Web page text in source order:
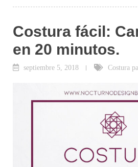
Costura fácil:
en 20 minutos.
septiembre 5, 2018 Costura